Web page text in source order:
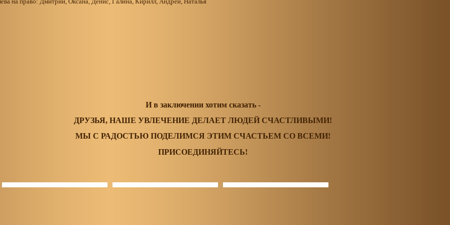
И в заключении хотим сказать -
ДРУЗЬЯ, НАШЕ УВЛЕЧЕНИЕ ДЕЛАЕТ ЛЮДЕЙ СЧАСТЛИВЫМИ!
МЫ С РАДОСТЬЮ ПОДЕЛИМСЯ ЭТИМ СЧАСТЬЕМ СО ВСЕМИ!
ПРИСОЕДИНЯЙТЕСЬ!